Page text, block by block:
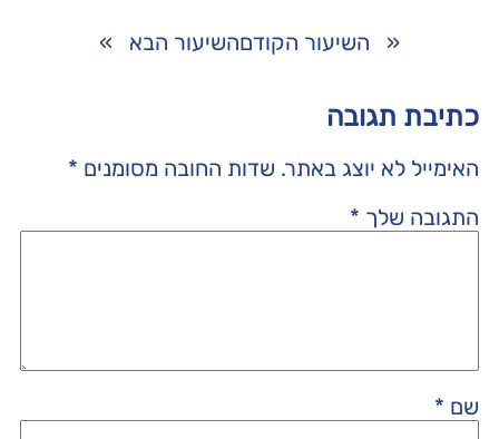
« השיעור הקודםהשיעור הבא »
כתיבת תגובה
האימייל לא יוצג באתר. שדות החובה מסומנים *
התגובה שלך *
שם *